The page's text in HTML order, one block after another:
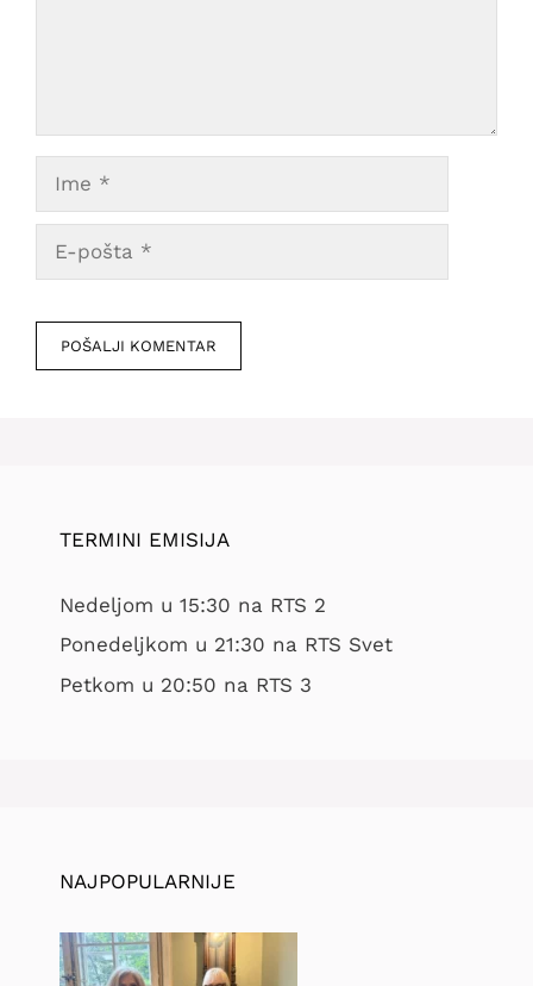
pošta
mesto
TERMINI EMISIJA
Nedeljom u 15:30 na RTS 2
Ponedeljkom u 21:30 na RTS Svet
Petkom u 20:50 na RTS 3
NAJPOPULARNIJE